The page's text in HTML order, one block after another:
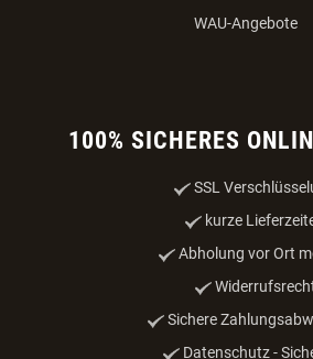
WAU-Angebote
100% SICHERES
SSL
kurze
Abholung vor Ort
Sichere
Datenschutz -